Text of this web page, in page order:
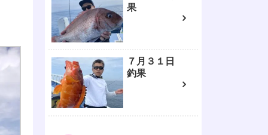
果
７月３１日
釣果